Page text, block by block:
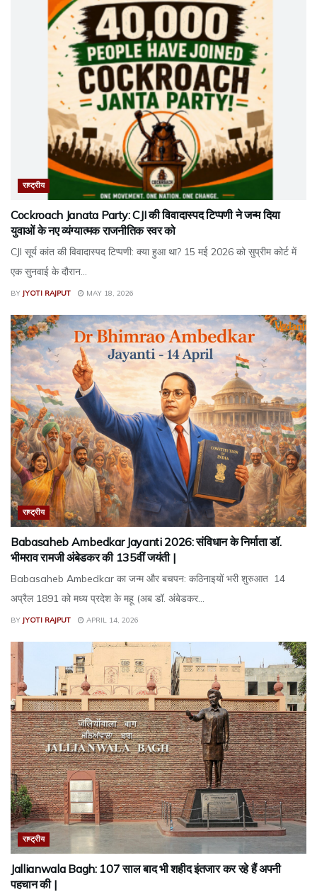
राष्ट्रीय
Cockroach Janata Party: CJI की विवादास्पद टिप्पणी ने जन्म दिया
युवाओं के नए व्यंग्यात्मक राजनीतिक स्वर को
CJI सूर्य कांत की विवादास्पद टिप्पणी: क्या हुआ था? 15 मई 2026 को सुप्रीम कोर्ट में
एक सुनवाई के दौरान...
BY JYOTI RAJPUT MAY 18, 2026
राष्ट्रीय
Babasaheb Ambedkar Jayanti 2026: संविधान के निर्माता डॉ.
भीमराव रामजी अंबेडकर की 135वीं जयंती |
Babasaheb Ambedkar का जन्म और बचपन: कठिनाइयों भरी शुरुआत 14
अप्रैल 1891 को मध्य प्रदेश के महू (अब डॉ. अंबेडकर...
BY JYOTI RAJPUT APRIL 14, 2026
राष्ट्रीय
Jallianwala Bagh: 107 साल बाद भी शहीद इंतजार कर रहे हैं अपनी
पहचान की |